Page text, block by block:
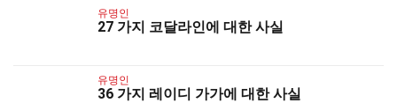
유명인
27 가지 코달라인에 대한 사실
유명인
36 가지 레이디 가가에 대한 사실